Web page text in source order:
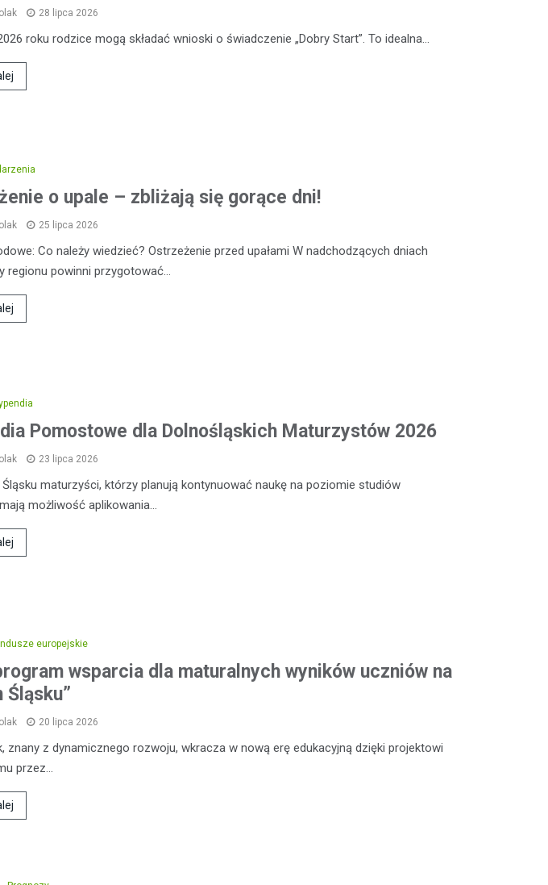
28 lipca 2026
roku rodzice mogą składać wnioski o świadczenie „Dobry Start”. To idealna…
o upale – zbliżają się gorące dni!
25 lipca 2026
Co należy wiedzieć? Ostrzeżenie przed upałami W nadchodzących dniach
regionu powinni przygotować…
Pomostowe dla Dolnośląskich Maturzystów 2026
23 lipca 2026
Śląsku maturzyści, którzy planują kontynuować naukę na poziomie studiów
możliwość aplikowania…
europejskie
wsparcia dla maturalnych wyników uczniów na
Śląsku”
20 lipca 2026
znany z dynamicznego rozwoju, wkracza w nową erę edukacyjną dzięki projektowi
przez…